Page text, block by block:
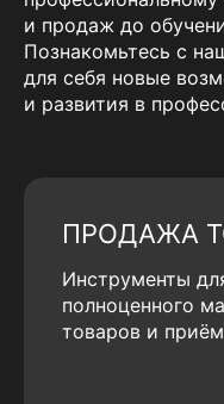
и продаж до
Познакомьтесь с
для себя новые
и развития в
ПРОДАЖА
Инструменты
полноценного
товаров и